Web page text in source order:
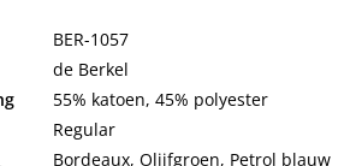
BER-1057
de Berkel
55% katoen, 45% polyester
Regular
Bordeaux, Olijfgroen, Petrol blauw